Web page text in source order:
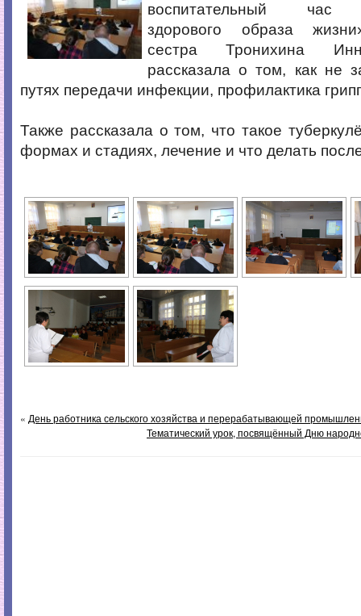
воспитательный час
здорового образа
сестра Тронихина
рассказала о том, как не
путях передачи инфекции, профилактика
Также рассказала о том, что такое
формах и стадиях, лечение и что делать
« День работника сельского хозяйства и перерабатывающей
Тематический урок, посвящённый Дню